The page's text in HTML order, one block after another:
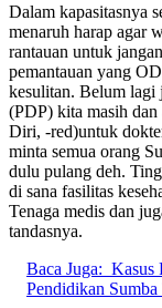
Dalam kapasitasnya
menaruh harap agar
rantauan untuk
pemantauan yang
kesulitan. Belum lagi
(PDP) kita masih
Diri, -red)untuk
minta semua orang
dulu pulang deh.
di sana fasilitas
Tenaga medis dan
tandasnya.
Baca Juga: Kasus
Pendidikan